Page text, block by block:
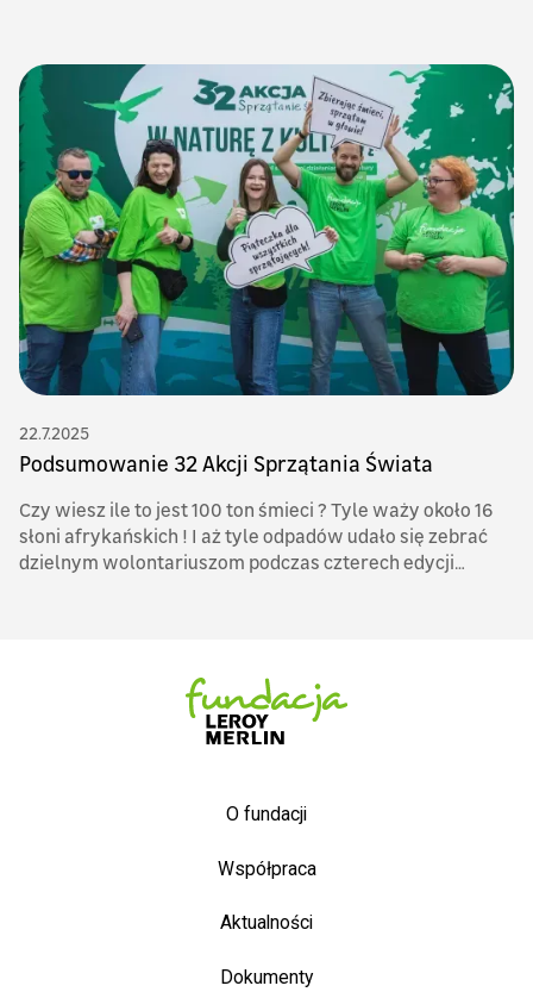
22.7.2025
Podsumowanie 32 Akcji Sprzątania Świata
Czy wiesz ile to jest 100 ton śmieci ? Tyle waży około 16
słoni afrykańskich ! I aż tyle odpadów udało się zebrać
dzielnym wolontariuszom podczas czterech edycji
O fundacji
Współpraca
Aktualności
Dokumenty